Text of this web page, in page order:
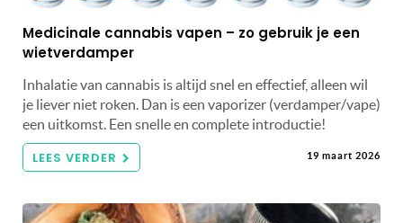
Medicinale cannabis vapen – zo gebruik je een
wietverdamper
Inhalatie van cannabis is altijd snel en effectief, alleen wil
je liever niet roken. Dan is een vaporizer (verdamper/vape)
een uitkomst. Een snelle en complete introductie!
LEES VERDER 19 maart 2026